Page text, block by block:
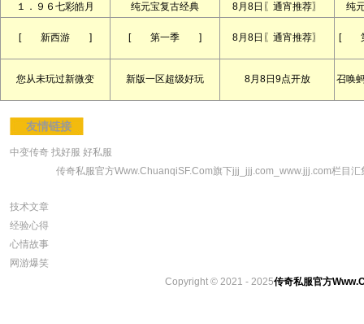
１．９６七彩皓月
纯元宝复古经典 8月8日〖通宵推荐〗 纯
[ 新西游 ] [ 第一季 ] 8月8日〖通宵推荐〗 [
您从未玩过新微变 新版一区超级好玩 8月8日9点开放 召唤
友情链接
中变传奇 找好服 好私服
传奇私服官方Www.ChuanqiSF.Com旗下jjj_jjj.com_www.jjj.com栏目
技术文章
经验心得
心情故事
网游爆笑
Copyright © 2021 - 2025传奇私服官方